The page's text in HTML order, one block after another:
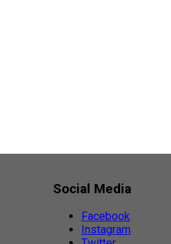
Social Media
Facebook
Instagram